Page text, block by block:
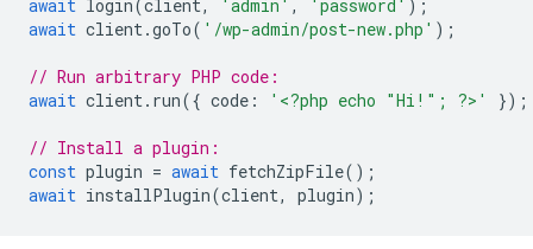
await login(client, 'admin' , 'password' );
await client .goTo( '/wp-admin/post-new.php' );
// Run arbitrary PHP code:
await client . run({ code : '<?php echo "Hi!"; ?>' });
// Install a plugin:
const plugin = await fetchZipFile();
await installPlugin(client, plugin);